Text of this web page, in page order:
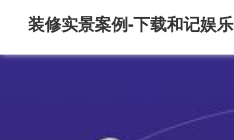
装修实景案例-下载和记娱乐